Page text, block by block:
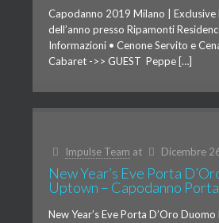
Capodanno 2019 Milano | Exclusive
dell’anno presso Ripamonti
Informazioni • Cenone Servito e
Cabaret ->> GUEST Peppe […]
Impulse Team at Dicembre
New Year’s Eve Porta
Uptown – Capodanno
New Year’s Eve Porta D’Oro Duomo